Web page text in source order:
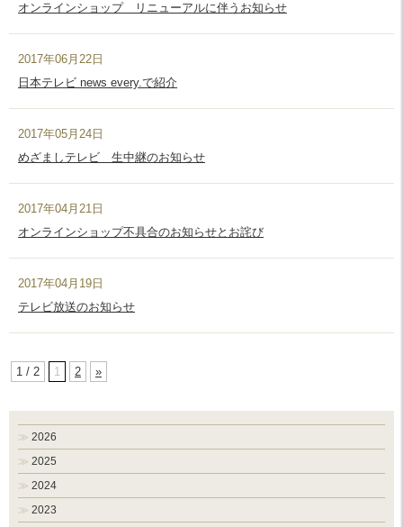
オンラインショップ リニューアルに伴うお知らせ
2017年06月22日
日本テレビ news every.で紹介
2017年05月24日
めざましテレビ 生中継のお知らせ
2017年04月21日
オンラインショップ不具合のお知らせとお詫び
2017年04月19日
テレビ放送のお知らせ
1 / 2 1 2 »
2026
2025
2024
2023